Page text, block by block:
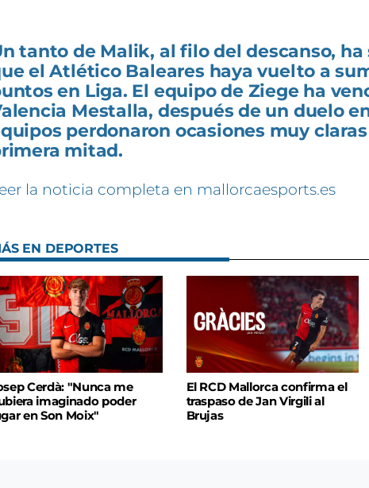
tanto de Malik, al filo del descanso,
el Atlético Baleares haya vuelto a
en Liga. El equipo de Ziege ha
Mestalla, después de un duelo
perdonaron ocasiones muy
mitad.
la noticia completa en mallorcaesports.es
EN DEPORTES
Cerdà: "Nunca me
imaginado poder
en Son Moix"
El RCD Mallorca confirma el
traspaso de Jan Virgili al
Brujas